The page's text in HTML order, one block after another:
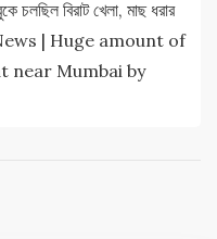
বিরাট খেলা, মাছ ধরার
News | Huge amount of
near Mumbai by